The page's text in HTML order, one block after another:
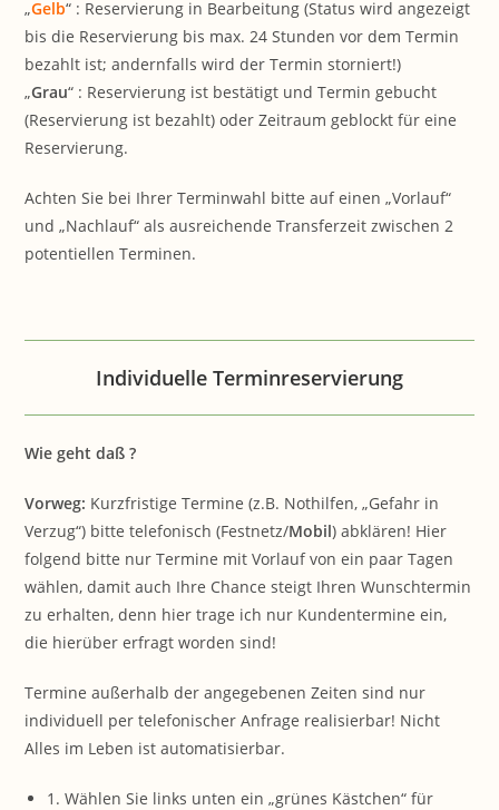
„Gelb“ : Reservierung in Bearbeitung (Status wird angezeigt
bis die Reservierung bis max. 24 Stunden vor dem Termin
bezahlt ist; andernfalls wird der Termin storniert!)
„Grau“ : Reservierung ist bestätigt und Termin gebucht
(Reservierung ist bezahlt) oder Zeitraum geblockt für eine
Reservierung.
Achten Sie bei Ihrer Terminwahl bitte auf einen „Vorlauf“
und „Nachlauf“ als ausreichende Transferzeit zwischen 2
potentiellen Terminen.
Individuelle Terminreservierung
Wie geht daß ?
Vorweg: Kurzfristige Termine (z.B. Nothilfen, „Gefahr in
Verzug“) bitte telefonisch (Festnetz/Mobil) abklären! Hier
folgend bitte nur Termine mit Vorlauf von ein paar Tagen
wählen, damit auch Ihre Chance steigt Ihren Wunschtermin
zu erhalten, denn hier trage ich nur Kundentermine ein,
die hierüber erfragt worden sind!
Termine außerhalb der angegebenen Zeiten sind nur
individuell per telefonischer Anfrage realisierbar! Nicht
Alles im Leben ist automatisierbar.
1. Wählen Sie links unten ein „grünes Kästchen“ für